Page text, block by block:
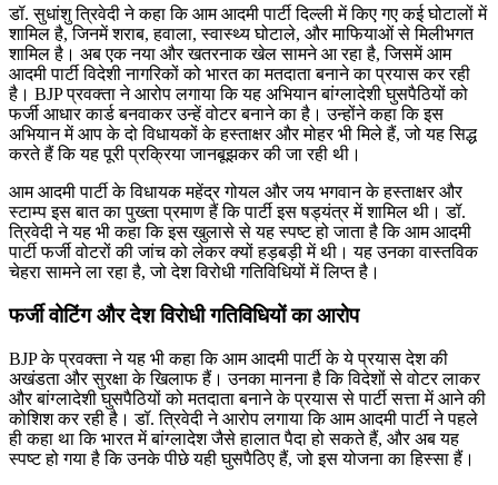
डॉ. सुधांशु त्रिवेदी ने कहा कि आम आदमी पार्टी दिल्ली में किए गए कई घोटालों में
शामिल है, जिनमें शराब, हवाला, स्वास्थ्य घोटाले, और माफियाओं से मिलीभगत
शामिल है। अब एक नया और खतरनाक खेल सामने आ रहा है, जिसमें आम
आदमी पार्टी विदेशी नागरिकों को भारत का मतदाता बनाने का प्रयास कर रही
है। BJP प्रवक्ता ने आरोप लगाया कि यह अभियान बांग्लादेशी घुसपैठियों को
फर्जी आधार कार्ड बनवाकर उन्हें वोटर बनाने का है। उन्होंने कहा कि इस
अभियान में आप के दो विधायकों के हस्ताक्षर और मोहर भी मिले हैं, जो यह सिद्ध
करते हैं कि यह पूरी प्रक्रिया जानबूझकर की जा रही थी।
आम आदमी पार्टी के विधायक महेंद्र गोयल और जय भगवान के हस्ताक्षर और
स्टाम्प इस बात का पुख्ता प्रमाण हैं कि पार्टी इस षड्यंत्र में शामिल थी। डॉ.
त्रिवेदी ने यह भी कहा कि इस खुलासे से यह स्पष्ट हो जाता है कि आम आदमी
पार्टी फर्जी वोटरों की जांच को लेकर क्यों हड़बड़ी में थी। यह उनका वास्तविक
चेहरा सामने ला रहा है, जो देश विरोधी गतिविधियों में लिप्त है।
फर्जी वोटिंग और देश विरोधी गतिविधियों का आरोप
BJP के प्रवक्ता ने यह भी कहा कि आम आदमी पार्टी के ये प्रयास देश की
अखंडता और सुरक्षा के खिलाफ हैं। उनका मानना है कि विदेशों से वोटर लाकर
और बांग्लादेशी घुसपैठियों को मतदाता बनाने के प्रयास से पार्टी सत्ता में आने की
कोशिश कर रही है। डॉ. त्रिवेदी ने आरोप लगाया कि आम आदमी पार्टी ने पहले
ही कहा था कि भारत में बांग्लादेश जैसे हालात पैदा हो सकते हैं, और अब यह
स्पष्ट हो गया है कि उनके पीछे यही घुसपैठिए हैं, जो इस योजना का हिस्सा हैं।